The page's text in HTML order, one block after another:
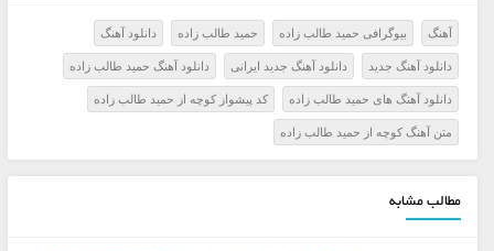
آهنگ بیوگرافی حمید طالب زاده حمید طالب زاده دانلود آهنگ
دانلود آهنگ جدید دانلود آهنگ جدید ایرانی دانلود آهنگ حمید طالب زاده
دانلود آهنگ های حمید طالب زاده کد پیشواز کوچه از حمید طالب زاده
متن آهنگ کوچه از حمید طالب زاده
مطالب مشابه